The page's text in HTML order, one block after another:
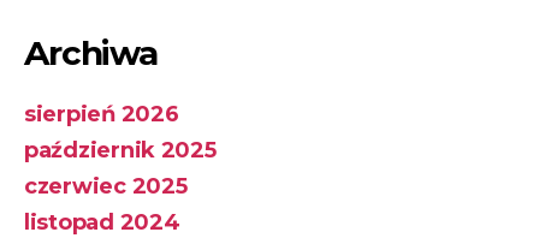
Archiwa
sierpień 2026
październik 2025
czerwiec 2025
listopad 2024